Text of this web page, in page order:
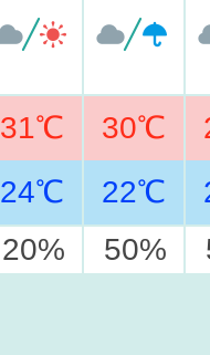
31℃
24℃
30℃
22℃
20% 50%